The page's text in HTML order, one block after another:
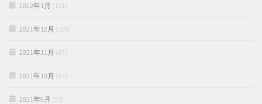
2022年1月 (121)
2021年12月 (109)
2021年11月 (87)
2021年10月 (83)
2021年9月 (53)